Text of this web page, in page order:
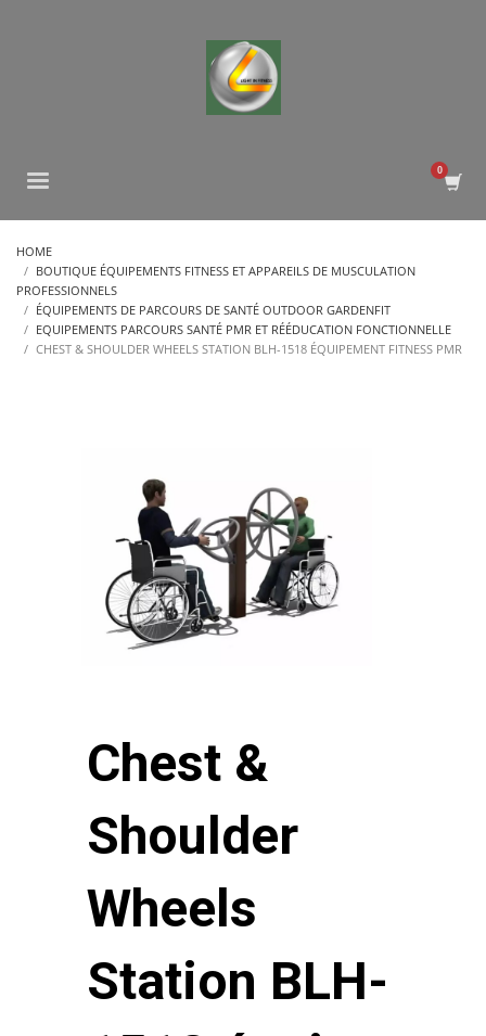
HOME
BOUTIQUE ÉQUIPEMENTS FITNESS ET APPAREILS DE MUSCULATION
PROFESSIONNELS
ÉQUIPEMENTS DE PARCOURS DE SANTÉ OUTDOOR GARDENFIT
EQUIPEMENTS PARCOURS SANTÉ PMR ET RÉÉDUCATION FONCTIONNELLE
CHEST & SHOULDER WHEELS STATION BLH-1518 ÉQUIPEMENT FITNESS PMR
Chest &
Shoulder
Wheels
Station BLH-